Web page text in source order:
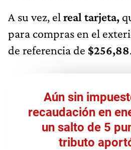
A su vez, el real tarjeta,
para compras en el
de referencia de $256,88
Aún sin
recaudación en
un salto de 5
tributo